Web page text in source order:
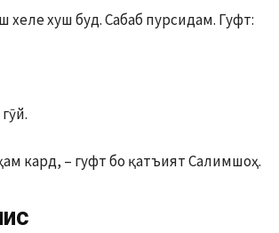
хуш буд. Сабаб пурсидам. Гуфт:
кард, – гуфт бо қатъият Салимшоҳ.